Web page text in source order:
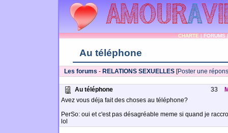
CHARTE|FORUMS
Au téléphone
Les forums - RELATIONS SEXUELLES [Poster une
Au téléphone 33
Avez vous déja fait des choses au téléphone?
PerSo: oui et c'est pas désagréable meme si quand je
lol